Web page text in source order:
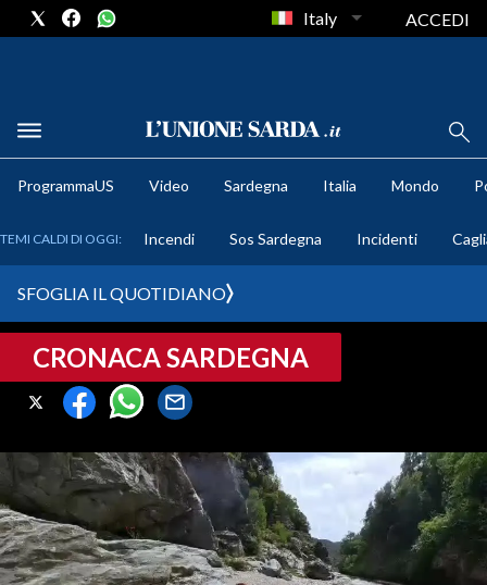
METEO
CRONACA SARDEGNA
CAGLIARI
SULCIS IGLESIENTE
MEDIO CAMPIDANO
ORISTANO E PROVINCIA
SASSARI E PROVINCIA
Italy ACCEDI
ProgrammaUS Video Sardegna Italia Mondo
TEMI CALDI DI OGGI: Incendi Sos Sardegna Incidenti
SFOGLIA IL QUOTIDIANO
CRONACA SARDEGNA